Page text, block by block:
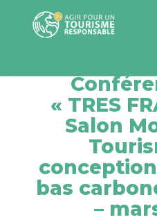
« TRES
Salon
bas
–